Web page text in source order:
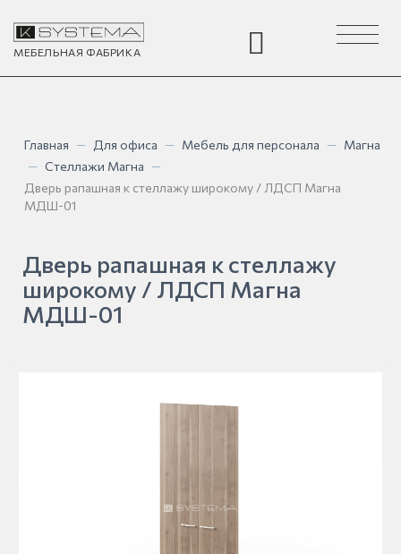
МЕБЕЛЬНАЯ ФАБРИКА
Toggle
navigation
Главная — Для офиса — Мебель для персонала — Магна
— Стеллажи Магна —
Дверь рапашная к стеллажу широкому / ЛДСП Магна
МДШ-01
Дверь рапашная к стеллажу
широкому / ЛДСП Магна
МДШ-01